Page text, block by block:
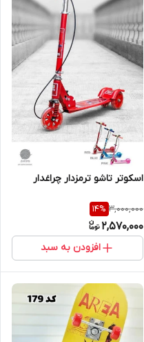
اسکوتر تاشو ترمزدار چراغدار
3,000,000
14%
2,570,000
افزودن به سبد